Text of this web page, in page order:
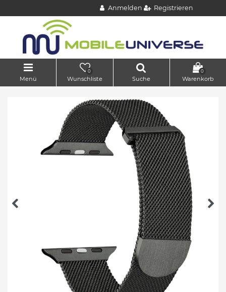
Anmelden Registrieren
Menü
0
Wunschliste Suche
0
Warenkorb